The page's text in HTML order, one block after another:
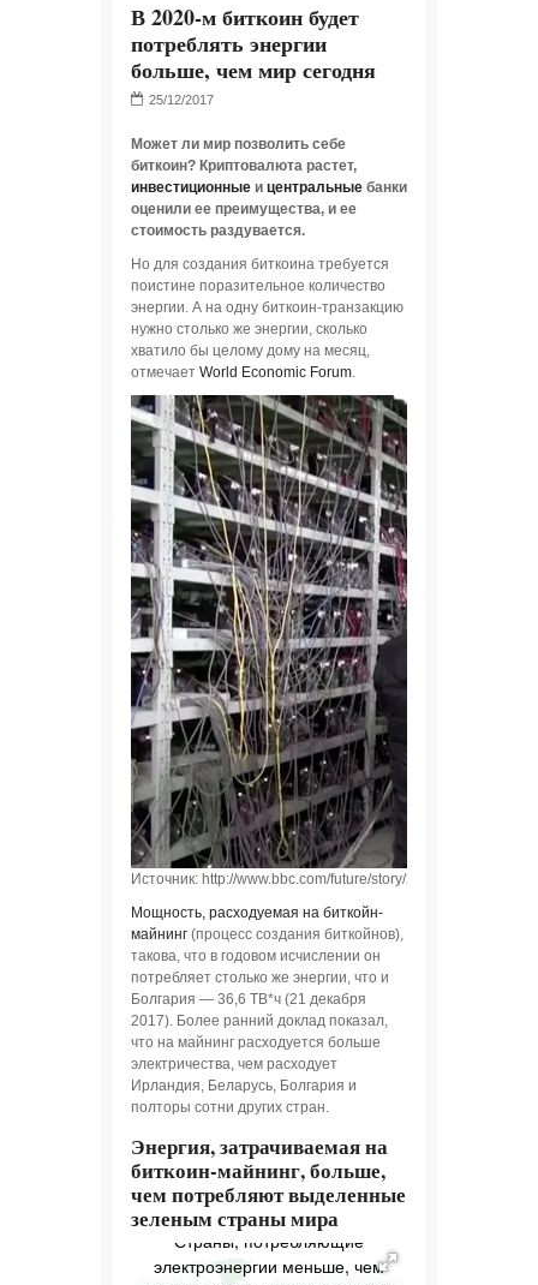
В 2020-м биткоин будет
потреблять энергии
больше, чем мир сегодня
Может ли мир позволить себе
биткоин? Криптовалюта растет,
инвестиционные и центральные банки
оценили ее преимущества, и ее
стоимость раздувается.
Но для создания биткоина требуется
поистине поразительное количество
энергии. А на одну биткоин-транзакцию
нужно столько же энергии, сколько
хватило бы целому дому на месяц,
отмечает World Economic Forum.
Источник: http://www.bbc.com/future/story/20160504-we-
Мощность, расходуемая на биткойн-
майнинг (процесс создания биткойнов),
такова, что в годовом исчислении он
потребляет столько же энергии, что и
Болгария — 36,6 ТВ*ч (21 декабря
2017). Более ранний доклад показал,
что на майнинг расходуется больше
электричества, чем расходует
Ирландия, Беларусь, Болгария и
полторы сотни других стран.
Энергия, затрачиваемая на
биткоин-майнинг, больше,
чем потребляют выделенные
зеленым страны мира
Страны, потребляющие
электроэнергии меньше, чем